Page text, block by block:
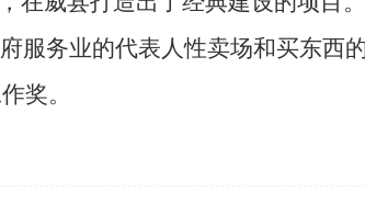
服务业的代表人性卖场和买东西
奖。